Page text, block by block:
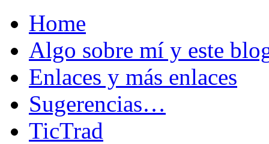
Home
Algo sobre mí y este
Enlaces y más enlaces
Sugerencias…
TicTrad